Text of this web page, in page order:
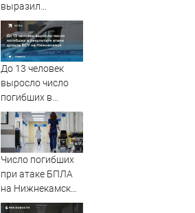
выразил
соболезнования
семьям погибших
в Нижнекамске
До 13 человек
выросло число
погибших в
результате атаки
дронов ВСУ на
Нижнекамск
Число погибших
при атаке БПЛА
на Нижнекамск
достигло 13